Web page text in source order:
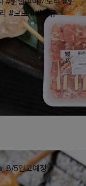
#모모 #바베큐
8/5입고예정